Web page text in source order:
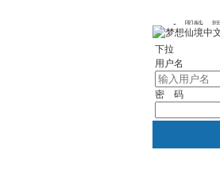
图酷
下拉
用户名
密 码